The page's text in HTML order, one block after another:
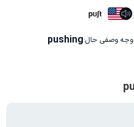
pʊʃt
وجه وصفی حال:pushing